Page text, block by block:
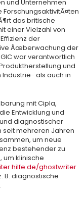
und Unternehmen
das britische
einer Vielzahl von
der
Ãœberwachung der
war verantwortlich
und
als auch in
mit Cipla,
Entwicklung und
diagnostischer
seit mehreren Jahren
um neue
bestehender zu
um klinische
hilfe.de/ghostwriter
B. diagnostische